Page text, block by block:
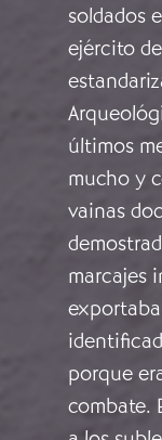
soldados
ejército
últimos
mucho y
vainas
marcajes
porque
combate.